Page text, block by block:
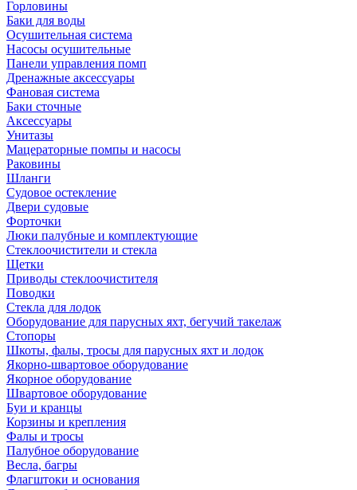
Горловины
Баки для воды
Осушительная система
Насосы осушительные
Панели управления помп
Дренажные аксессуары
Фановая система
Баки сточные
Аксессуары
Унитазы
Мацераторные помпы и насосы
Раковины
Шланги
Судовое остекление
Двери судовые
Форточки
Люки палубные и комплектующие
Стеклоочистители и стекла
Щетки
Приводы стеклоочистителя
Поводки
Стекла для лодок
Оборудование для парусных яхт, бегучий такелаж
Стопоры
Шкоты, фалы, тросы для парусных яхт и лодок
Якорно-швартовое оборудование
Якорное оборудование
Швартовое оборудование
Буи и кранцы
Корзины и крепления
Фалы и тросы
Палубное оборудование
Весла, багры
Флагштоки и основания